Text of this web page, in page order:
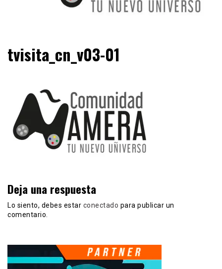
Comunidad Ñamera
tvisita_cn_v03-01
Deja una respuesta
Lo siento, debes estar conectado para publicar un
comentario.